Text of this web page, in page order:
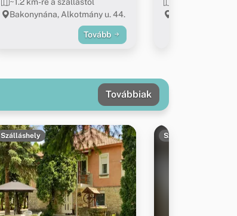
Bakonynána, Alkotmány u. 44.
Tovább
Továbbiak
Szálláshely Szálláshely